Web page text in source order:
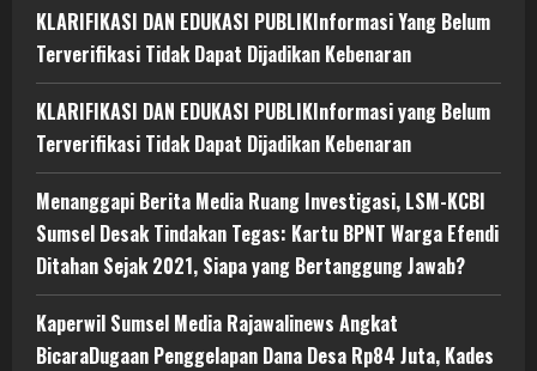
KLARIFIKASI DAN EDUKASI PUBLIKInformasi Yang Belum
Terverifikasi Tidak Dapat Dijadikan Kebenaran
KLARIFIKASI DAN EDUKASI PUBLIKInformasi yang Belum
Terverifikasi Tidak Dapat Dijadikan Kebenaran
Menanggapi Berita Media Ruang Investigasi, LSM-KCBI
Sumsel Desak Tindakan Tegas: Kartu BPNT Warga Efendi
Ditahan Sejak 2021, Siapa yang Bertanggung Jawab?
Kaperwil Sumsel Media Rajawalinews Angkat
BicaraDugaan Penggelapan Dana Desa Rp84 Juta, Kades